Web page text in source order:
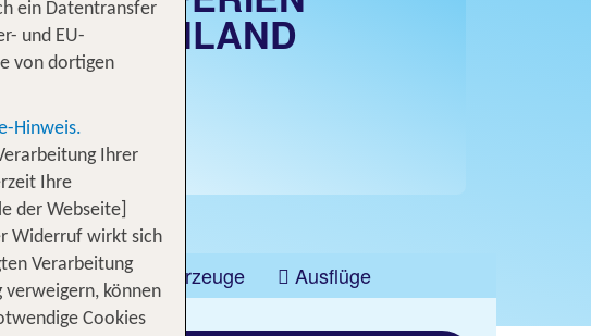
Fahrzeuge Ausflüge
ein Datentransfer
und EU-
von dortigen
Hinweis.
Ihrer
Ihre
der Webseite]
Widerruf wirkt sich
Verarbeitung
verweigern, können
Cookies